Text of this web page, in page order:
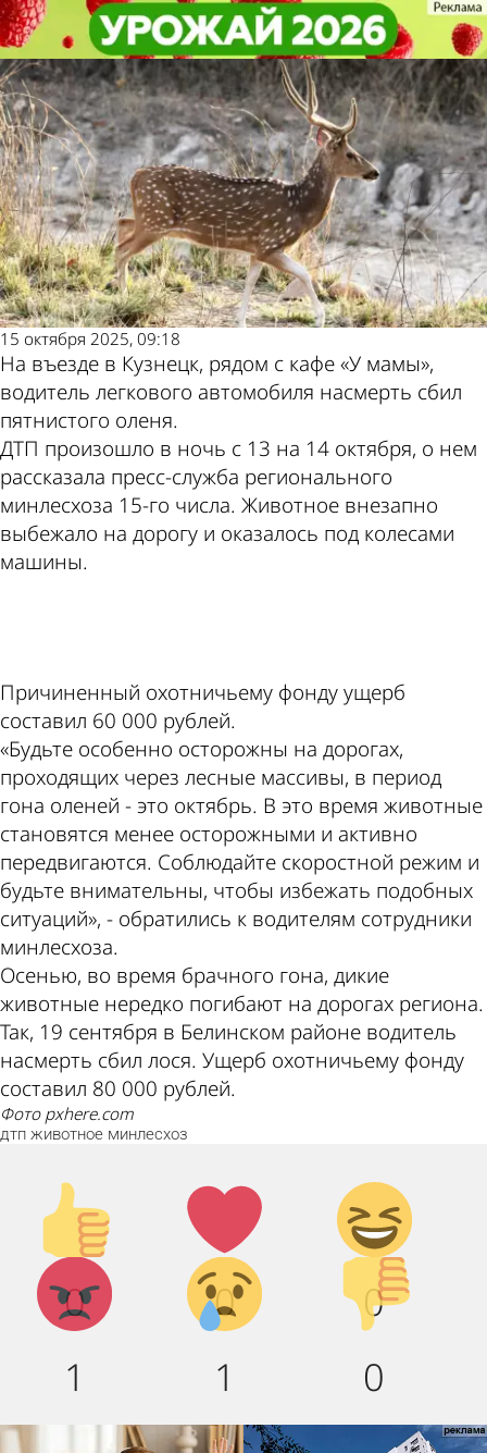
На въезде в Кузнецк насмерть
сбили пятнистого оленя
Происшествия
15 октября 2025, 09:18
На въезде в Кузнецк, рядом с кафе «У мамы»,
водитель легкового автомобиля насмерть сбил
пятнистого оленя.
ДТП произошло в ночь с 13 на 14 октября, о нем
рассказала пресс-служба регионального
минлесхоза 15-го числа. Животное внезапно
выбежало на дорогу и оказалось под колесами
машины.
Причиненный охотничьему фонду ущерб
составил 60 000 рублей.
«Будьте особенно осторожны на дорогах,
проходящих через лесные массивы, в период
гона оленей - это октябрь. В это время животные
становятся менее осторожными и активно
передвигаются. Соблюдайте скоростной режим и
будьте внимательны, чтобы избежать подобных
ситуаций», - обратились к водителям сотрудники
минлесхоза.
Осенью, во время брачного гона, дикие
животные нередко погибают на дорогах региона.
Так, 19 сентября в Белинском районе водитель
насмерть сбил лося. Ущерб охотничьему фонду
составил 80 000 рублей.
фото pxhere.com
дтп животное минлесхоз
Палец
вверх!
0
Лайк!
0
Дикий
смех!
0
Агрессия!
1
Грусть :
(
1
Палец
вниз!
0
На въезде в Кузнецк насмерть
сбили пятнистого оленя
Происшествия
Другие новости по
теме
Погода и курсы
валют в Пензе